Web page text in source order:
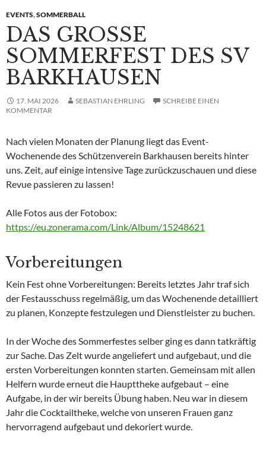
EVENTS,SOMMERBALL
DAS GROSSE S
OMMERFEST DES SV B
ARKHAUSEN
17. MAI 2026 SEBASTIAN EHRLING
SCHREIBE EINEN
KOMMENTAR
Nach vielen Monaten der Planung liegt das Event-
Wochenende des Schützenverein Barkhausen bereits hinter
uns. Zeit, auf einige intensive Tage zurückzuschauen und diese
Revue passieren zu lassen!
Alle Fotos aus der Fotobox:
https://eu.zonerama.com/Link/Album/15248621
Vorbereitungen
Kein Fest ohne Vorbereitungen: Bereits letztes Jahr traf sich
der Festausschuss regelmäßig, um das Wochenende detailliert
zu planen, Konzepte festzulegen und Dienstleister zu buchen.
In der Woche des Sommerfestes selber ging es dann tatkräftig
zur Sache. Das Zelt wurde angeliefert und aufgebaut, und die
ersten Vorbereitungen konnten starten. Gemeinsam mit allen
Helfern wurde erneut die Haupttheke aufgebaut – eine
Aufgabe, in der wir bereits Übung haben. Neu war in diesem
Jahr die Cocktailtheke, welche von unseren Frauen ganz
hervorragend aufgebaut und dekoriert wurde.